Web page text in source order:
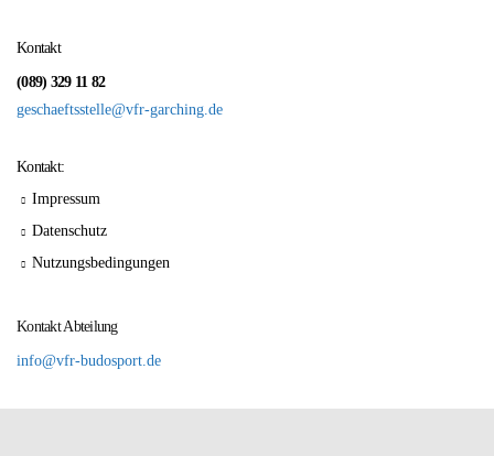
Kontakt
(089) 329 11 82
geschaeftsstelle@vfr-garching.de
Kontakt:
Impressum
Datenschutz
Nutzungsbedingungen
Kontakt Abteilung
info@vfr-budosport.de